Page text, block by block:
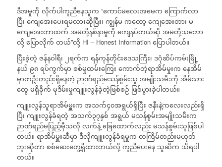
ဒီအမှုကို လိုက်ပါကူညီနေသူက “ကောင်မလေးအမေက ကြောက်လာ
ပြီ၊ ကျေအေးပေးရမလားဆိုပြီး၊ ကျွန်မ ကတော့ ကျေအေးတာ၊ မ
ကျေအေးတာထက် အမတို့နစ်နာမှုကို ကျေနပ်တယ်ဆို အမတို့သဘော
လို့ ပြောလိုက် တယ်”လို့ HI – Honest Information ပြောပါတယ်။
ပြီးခဲ့တဲ့ ဇန်နဝါရီ၊ ၂ရက်က ရန်ကုန်တိုင်းဒေသကြီး၊ ဒဂုံဆိပ်ကမ်းမြို့
နယ် ၉၈ ရပ်ကွက်မှာ စစ်မှုထမ်းကြေး ကောက်တဲ့ရာအိမ်မှုးက နေအိမ်
မှာတဦးတည်းရှိနေတဲ့ ဉာဏ်ရည်မသန်စွမ်းသူ အမျိုးသမီးကို အိမ်သား
တွေ မရှိခိုက် မုဒိမ်းမှုကျူးလွန်ခဲ့တဲ့ဖြစ်စဉ် ဖြစ်ပွားခဲ့ပါတယ်။
ကျူးလွန်သူရာအိမ်မှူးက အသက်၄၀အရွယ်ရှိပြီး ဇနီးနဲ့ကလေးလည်းရှိ
ပြီ၊ ကျူးလွန်ခံရတဲ့ အသက်၃၇နှစ် အရွယ် မသန်စွမ်းအမျိုးသမီးက
ဉာဏ်ရည်မပြည့်မှီသလို လက်နဲ့ ခြေထောက်လည်း မသန်စွမ်းသူဖြစ်ပါ
တယ်။ ရာအိမ်မှူးဆီမှာ ဒီလိုကျူးလွန်ခံရမှုက တကြိမ်တည်းမဟုတ်
ဘူးဆိုတာ စစ်ဆေးတွေ့ရှိထားတယ်လို့ ကူညီပေးနေ သူဆီက သိရပါ
တယ်။